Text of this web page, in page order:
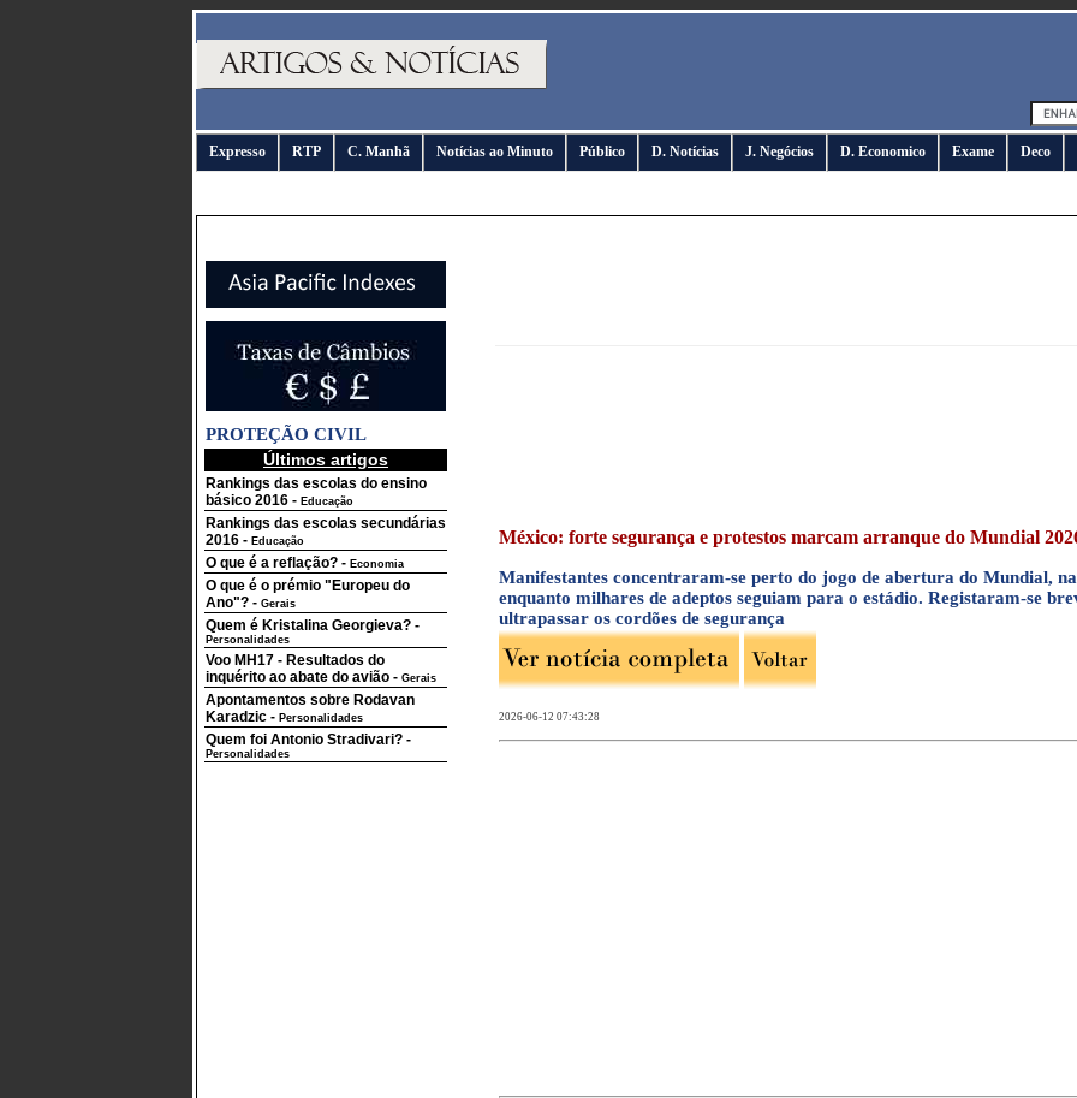
Expresso RTP C. Manhã Notícias ao Minuto Público D. Notícias J. Negócios D. Economico Exame Deco
PROTEÇÃO CIVIL
Últimos artigos
Rankings das escolas do ensino
básico 2016 - Educação
Rankings das escolas secundárias
2016 - Educação
O que é a reflação? - Economia
O que é o prémio "Europeu do
Ano"? - Gerais
Quem é Kristalina Georgieva? -
Personalidades
Voo MH17 - Resultados do
inquérito ao abate do avião - Gerais
Apontamentos sobre Rodavan
Karadzic - Personalidades
Quem foi Antonio Stradivari? -
Personalidades
México: forte segurança e protestos marcam arranque do Mundial
Manifestantes concentraram-se perto do jogo de abertura do Mundial,
enquanto milhares de adeptos seguiam para o estádio. Registaram-se
ultrapassar os cordões de segurança
2026-06-12 07:43:28